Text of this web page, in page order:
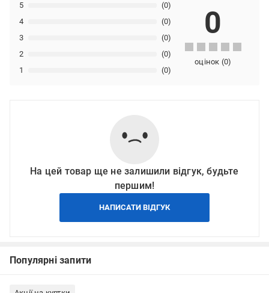
1 (0)
2 (0)
3 (0)
4 (0)
5 (0)
0
оцінок (0)
На цей товар ще не залишили відгук, будьте
першим!
НАПИСАТИ ВІДГУК
Популярні запити